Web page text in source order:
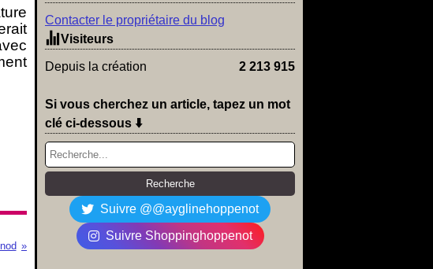
Contacter le propriétaire du blog
Visiteurs
Depuis la création 2 213 915
Si vous cherchez un article, tapez un mot
clé ci-dessous ⬇️
Suivre @@ayglinehoppenot
Suivre Shoppinghoppenot